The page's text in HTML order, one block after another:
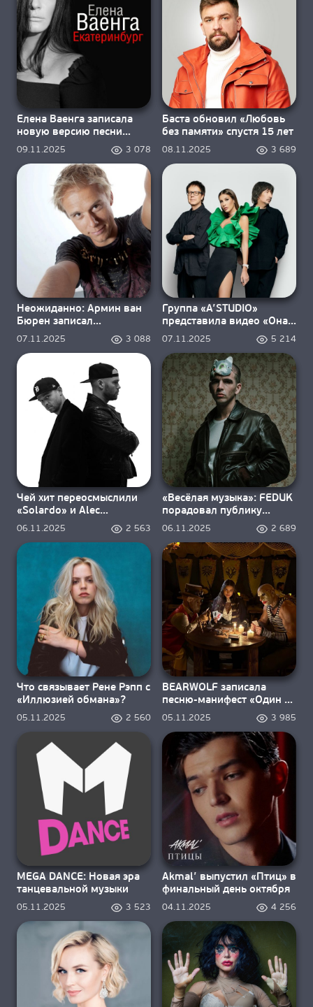
Елена Ваенга записала
новую версию песни
«Екатеринбург»
09.11.2025 3 078
Баста обновил «Любовь
без памяти» спустя 15 лет
08.11.2025 3 689
Неожиданно: Армин ван
Бюрен записал
акустический альбом
07.11.2025 3 088
Группа «A’STUDIO»
представила видео «Она
не виновата»
07.11.2025 5 214
Чей хит переосмыслили
«Solardo» и Alec
Monopoly?
06.11.2025 2 563
«Весёлая музыка»: FEDUK
порадовал публику
альбомом и клипом
06.11.2025 2 689
Что связывает Рене Рэпп с
«Иллюзией обмана»?
05.11.2025 2 560
BEARWOLF записала
песню-манифест «Один за
всех»
05.11.2025 3 985
MEGA DANCE: Новая эра
танцевальной музыки
05.11.2025 3 523
Akmal’ выпустил «Птиц» в
финальный день октября
04.11.2025 4 256